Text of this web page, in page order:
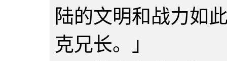
陆的文明和战力如
克兄长。」